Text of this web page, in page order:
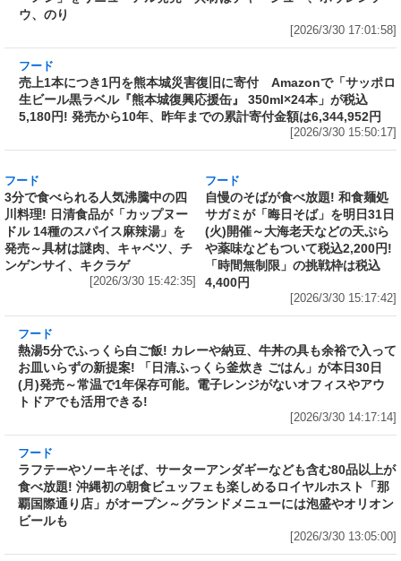
ープに! 日清が「ラーメン山岡家 醤油ラーメ
ン」をリニューアル発売～具材はチャーシュ
[2026/3/30 17:01:58]
フード
売上1本につき1円を熊本城災害復旧に寄付
Amazonで「サッポロ生ビール黒ラベル『熊本
発売から10年、昨年までの累計寄付金額は
6,344,952円
[2026/3/30 15:50:17]
フード
3分で食べられる人気沸騰中の四
川料理! 日清食品が「カップヌー
発売～具材は謎肉、キャベツ、チ
ンゲンサイ、キクラゲ
[2026/3/30 15:42:35]
フード
自慢のそばが食べ放題! 和食麺処
(火)開催～大海老天などの天ぷら
や薬味などもついて税込2,200円!
4,400円
[2026/3/30 15:17:42]
熱湯5分でふっくら白ご飯! カレーや納豆、牛丼
の具も余裕で入ってお皿いらずの新提案! 「日清